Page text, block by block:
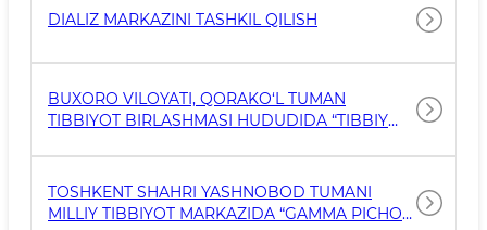
DIALIZ MARKAZINI TASHKIL QILISH
BUXORO VILOYATI, QORAKO‘L TUMAN
TIBBIYOT BIRLASHMASI HUDUDIDA “TIBBIY
TASHKIL ETISH
TOSHKENT SHAHRI YASHNOBOD TUMANI
MILLIY TIBBIYOT MARKAZIDA “GAMMA PICHOQ